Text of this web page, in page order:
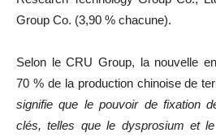
Group Co. (3,90 % chacune).
Selon le CRU Group, la nouvelle
70 % de la production chinoise de
signifie que le pouvoir de fixation
clés, telles que le dysprosium et